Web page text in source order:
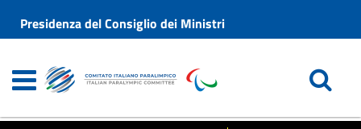
Presidenza del Consiglio dei Ministri